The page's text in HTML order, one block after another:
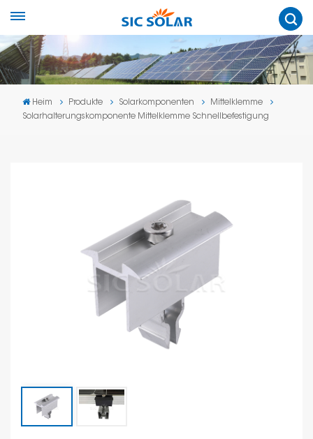
Heim Produkte Solarkomponenten
Mittelklemme
Solarhalterungskomponente Mittelklemme Schnellbefestigung